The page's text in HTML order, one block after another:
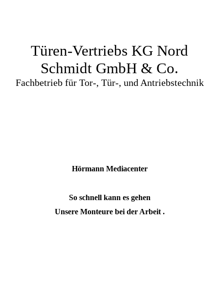
Türen-Vertriebs KG Nord
Schmidt GmbH & Co.
Fachbetrieb für Tor-, Tür-, und Antriebstechnik
Hörmann Media­center
So schnell kann es gehen
Unsere Monteure bei der Arbeit .